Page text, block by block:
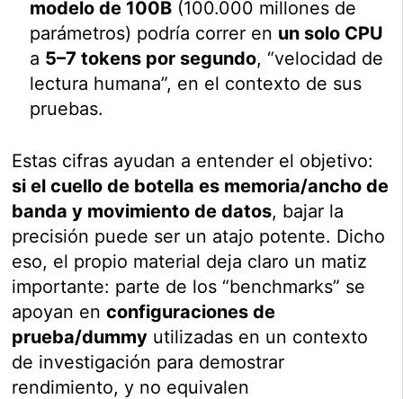
modelo de 100B (100.000 millones de
parámetros) podría correr en un solo CPU
a 5–7 tokens por segundo, “velocidad de
lectura humana”, en el contexto de sus
pruebas.
Estas cifras ayudan a entender el objetivo:
si el cuello de botella es memoria/ancho de
banda y movimiento de datos, bajar la
precisión puede ser un atajo potente. Dicho
eso, el propio material deja claro un matiz
importante: parte de los “benchmarks” se
apoyan enconfiguraciones de
prueba/dummy utilizadas en un contexto
de investigación para demostrar
rendimiento, y no equivalen